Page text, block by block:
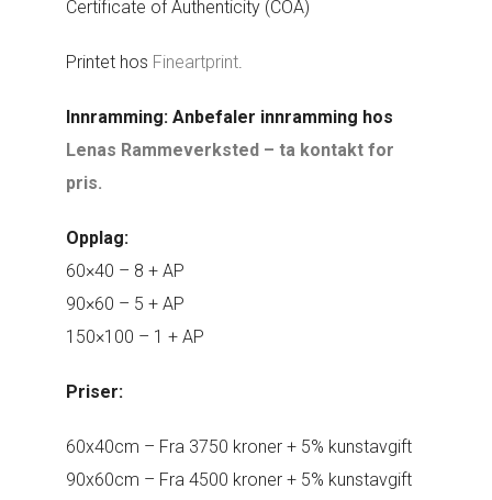
Certificate of Authenticity (COA)
Printet hos Fineartprint.
Innramming: Anbefaler innramming hos
Lenas Rammeverksted – ta kontakt for
pris.
Opplag:
60×40 – 8 + AP
90×60 – 5 + AP
150×100 – 1 + AP
Priser:
60x40cm – Fra 3750 kroner + 5% kunstavgift
90x60cm – Fra 4500 kroner + 5% kunstavgift